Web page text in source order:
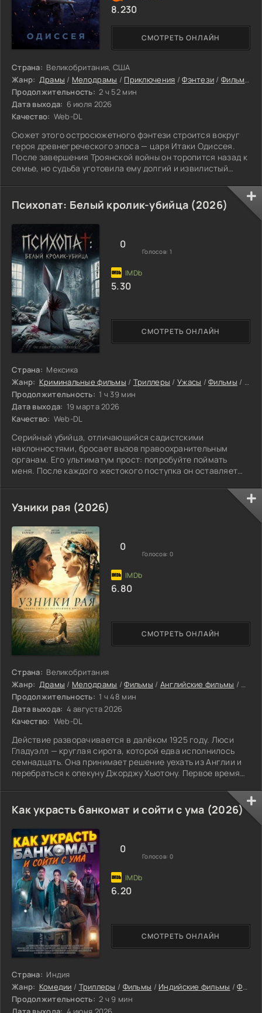
Страна: Великобритания, США
Жанр: Драмы / Мелодрамы / Приключения /Фэнтези /Фильмы
Продолжительность: 2 ч 52 мин
Дата выхода: 6 июля 2026
Качество: Web-DL
Сюжет этого остросюжетного фэнтези строится вокруг
героя древнегреческого эпоса — царя Итаки Одиссея.
После завершения Троянской войны он торопится назад к
семье, но судьба уготовила ему долгий и извилистый
СМОТРЕТЬ ОНЛАЙН
8.230
Психопат: Белый кролик-убийца (2026)
Страна: Мексика
Жанр: Криминальные фильмы / Триллеры / Ужасы /Фильмы /
Продолжительность: 1 ч 39 мин
Дата выхода: 19 марта 2026
Качество: Web-DL
Серийный убийца, отличающийся садистскими
наклонностями, бросает вызов правоохранительным
органам. Его ультиматум прост: попробуйте поймать
меня. После каждого жестокого поступка он оставляет
поимку из рутинной работы в интеллектуальный поединок.
СМОТРЕТЬ ОНЛАЙН
0
Голосов: 1
5.30
Узники рая (2026)
Страна: Великобритания
Жанр: Драмы / Мелодрамы /Фильмы / Английские фильмы /
Продолжительность: 1 ч 48 мин
Дата выхода: 4 августа 2026
Качество: Web-DL
Действие разворачивается в далёком 1925 году. Люси
Гладуэлл — круглая сирота, которой едва исполнилось
семнадцать. Она принимает решение уехать из Англии и
перебраться к опекуну Джорджу Хьютону. Первое время
словно создана для вдохновения, а пейзажи вызывают
восхищение.
СМОТРЕТЬ ОНЛАЙН
0
Голосов: 0
6.80
Как украсть банкомат и сойти с ума (2026)
Страна: Индия
Жанр: Комедии / Триллеры / Фильмы / Индийские фильмы /Фильмы онлайн
Продолжительность: 2 ч 9 мин
СМОТРЕТЬ ОНЛАЙН
0
Голосов: 0
6.20